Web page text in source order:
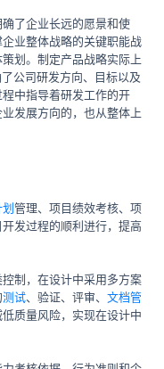
了企业长远的愿景和使
业整体战略的关键职能战
划。制定产品战略实际上
公司研发方向、目标以及
中指导着研发工作的开
发展方向的，也从整体上
管理、项目绩效考核、项
发过程的顺利进行，提高
制，在设计中采用多方案
测试、验证、评审、 文档管
质量风险，实现在设计中